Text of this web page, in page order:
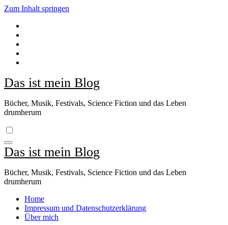
Zum Inhalt springen
Das ist mein Blog
Bücher, Musik, Festivals, Science Fiction und das Leben
drumherum
Das ist mein Blog
Bücher, Musik, Festivals, Science Fiction und das Leben
drumherum
Home
Impressum und Datenschutzerklärung
Über mich